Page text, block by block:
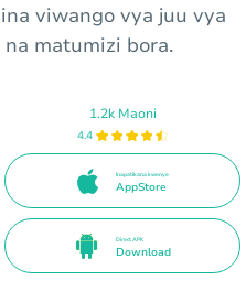
viwango vya juu vya
matumizi bora.
1.2k Maoni
4.4
Inapatikana kwenye
AppStore
Direct APK
Download